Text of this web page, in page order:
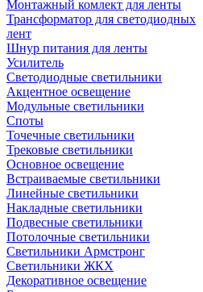
Монтажный комлект для ленты
Трансформатор для светодиодных
лент
Шнур питания для ленты
Усилитель
Светодиодные светильники
Акцентное освещение
Модульные светильники
Споты
Точечные светильники
Трековые светильники
Основное освещение
Встраиваемые светильники
Линейные светильники
Накладные светильники
Подвесные светильники
Потолочные светильники
Светильники Армстронг
Светильники ЖКХ
Декоративное освещение